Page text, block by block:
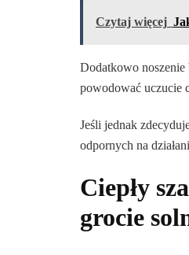
Czytaj więcej
Dodatkowo noszenie
powodować uczucie
Jeśli jednak
odpornych na
Ciepły
grocie